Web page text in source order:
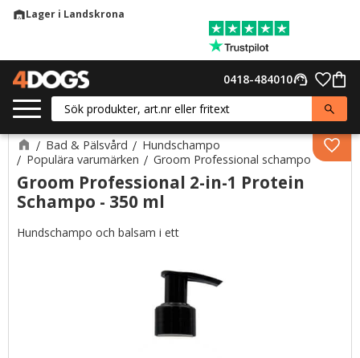
warehouseLager i Landskrona
support_agent
0418-484010
Bad & Pälsvård
Hundschampo
Populära varumärken
Groom Professional schampo
Groom Professional 2-in-1 Protein
Schampo - 350 ml
Hundschampo och balsam i ett